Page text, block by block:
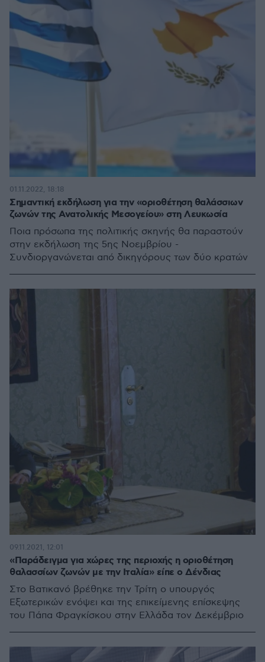
Σημαντική εκδήλωση για την «οριοθέτηση θαλάσσιων
ζωνών της Ανατολικής Μεσογείου» στη Λευκωσία
Ποια πρόσωπα της πολιτικής σκηνής θα παραστούν
στην εκδήλωση της 5ης Νοεμβρίου -
Συνδιοργανώνεται από δικηγόρους των δύο κρατών
01.11.2022, 18:18
«Παράδειγμα για χώρες της περιοχής η οριοθέτηση
θαλασσίων ζωνών με την Ιταλία» είπε ο Δένδιας
Στο Βατικανό βρέθηκε την Τρίτη ο υπουργός
Εξωτερικών ενόψει και της επικείμενης επίσκεψης
του Πάπα Φραγκίσκου στην Ελλάδα τον Δεκέμβριο
09.11.2021, 12:01